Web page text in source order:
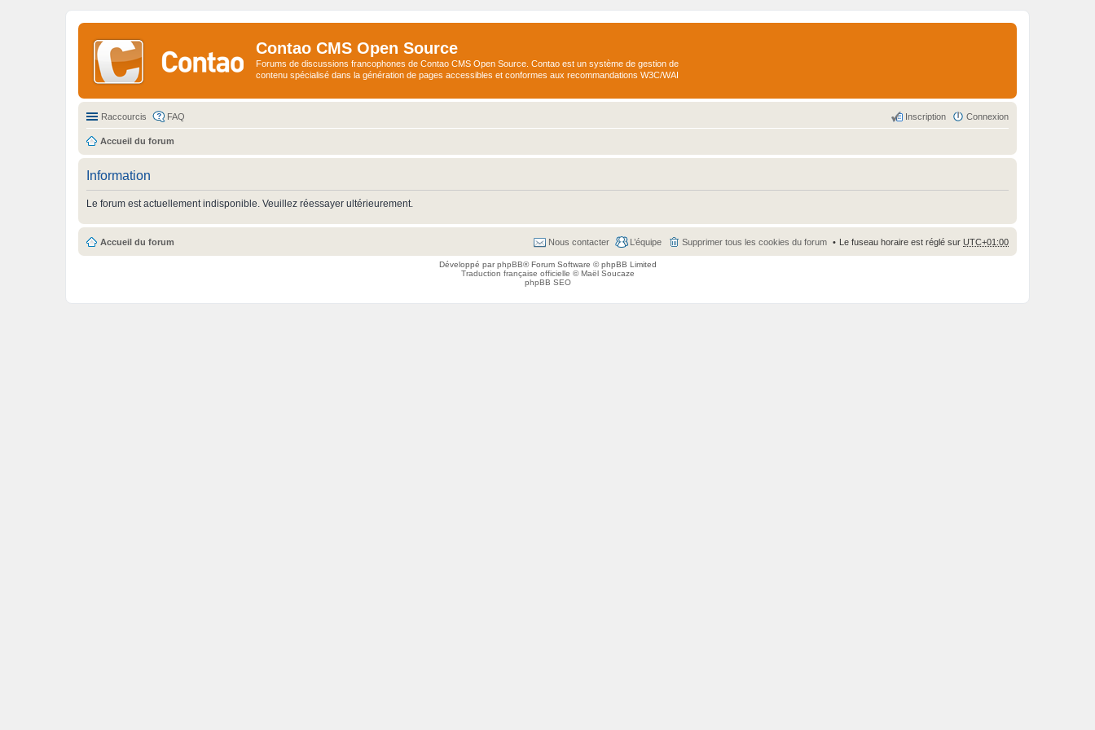
Contao CMS Open Source
Forums de discussions francophones de Contao CMS Open Source. Contao est un système de gestion de
contenu spécialisé dans la génération de pages accessibles et conformes aux recommandations W3C/WAI
Raccourcis FAQ Connexion
Inscription
Accueil du forum
Information
Le forum est actuellement indisponible. Veuillez réessayer ultérieurement.
Accueil du forum Le fuseau horaire est réglé sur UTC+01:00
Supprimer tous les cookies du forum
L’équipe
Nous contacter
Développé parphpBB® Forum Software © phpBB Limited
Traduction française officielle ©Maël Soucaze
phpBB SEO